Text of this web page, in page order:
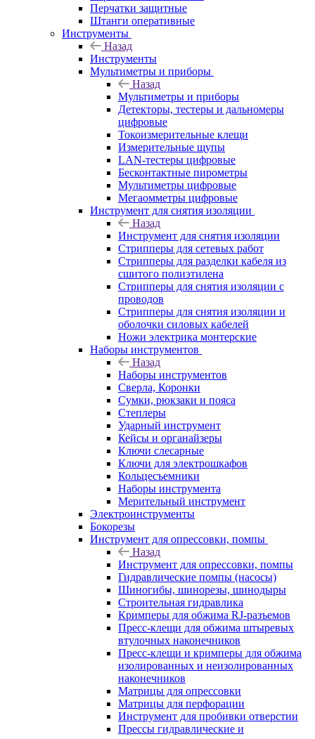
Перчатки защитные
Штанги оперативные
Инструменты
Назад
Инструменты
Мультиметры и приборы
Назад
Мультиметры и приборы
Детекторы, тестеры и дальномеры
цифровые
Токоизмерительные клещи
Измерительные щупы
LAN-тестеры цифровые
Бесконтактные пирометры
Мультиметры цифровые
Мегаомметры цифровые
Инструмент для снятия изоляции
Назад
Инструмент для снятия изоляции
Стрипперы для сетевых работ
Стрипперы для разделки кабеля из
сшитого полиэтилена
Cтрипперы для снятия изоляции с
проводов
Стрипперы для снятия изоляции и
оболочки силовых кабелей
Ножи электрика монтерские
Наборы инструментов
Назад
Наборы инструментов
Сверла, Коронки
Сумки, рюкзаки и пояса
Степлеры
Ударный инструмент
Кейсы и органайзеры
Ключи слесарные
Ключи для электрошкафов
Кольцесъемники
Наборы инструмента
Мерительный инструмент
Электроинструменты
Бокорезы
Инструмент для опрессовки, помпы
Назад
Инструмент для опрессовки, помпы
Гидравлические помпы (насосы)
Шиногибы, шинорезы, шинодыры
Строительная гидравлика
Кримперы для обжима RJ-разъемов
Пресс-клещи для обжима штыревых
втулочных наконечников
Пресс-клещи и кримперы для обжима
изолированных и неизолированных
наконечников
Матрицы для опрессовки
Матрицы для перфорации
Инструмент для пробивки отверстии
Прессы гидравлические и